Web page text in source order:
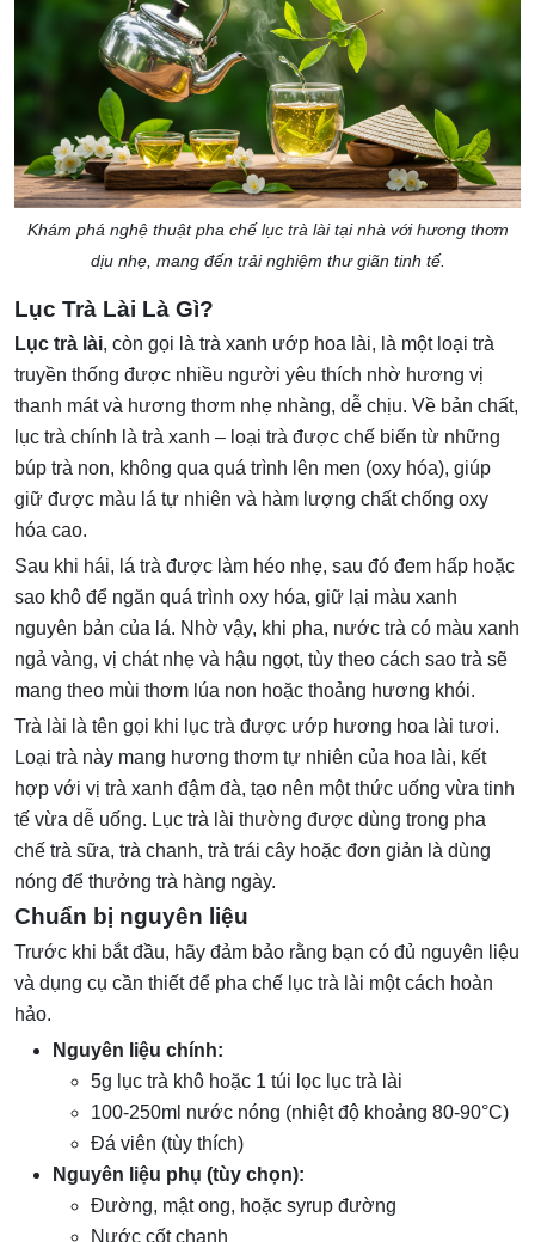
Khám phá nghệ thuật pha chế lục trà lài tại nhà với hương thơm
dịu nhẹ, mang đến trải nghiệm thư giãn tinh tế.
Lục Trà Lài Là Gì?
Lục trà lài, còn gọi là trà xanh ướp hoa lài, là một loại trà
truyền thống được nhiều người yêu thích nhờ hương vị
thanh mát và hương thơm nhẹ nhàng, dễ chịu. Về bản chất,
lục trà chính là trà xanh – loại trà được chế biến từ những
búp trà non, không qua quá trình lên men (oxy hóa), giúp
giữ được màu lá tự nhiên và hàm lượng chất chống oxy
hóa cao.
Sau khi hái, lá trà được làm héo nhẹ, sau đó đem hấp hoặc
sao khô để ngăn quá trình oxy hóa, giữ lại màu xanh
nguyên bản của lá. Nhờ vậy, khi pha, nước trà có màu xanh
ngả vàng, vị chát nhẹ và hậu ngọt, tùy theo cách sao trà sẽ
mang theo mùi thơm lúa non hoặc thoảng hương khói.
Trà lài là tên gọi khi lục trà được ướp hương hoa lài tươi.
Loại trà này mang hương thơm tự nhiên của hoa lài, kết
hợp với vị trà xanh đậm đà, tạo nên một thức uống vừa tinh
tế vừa dễ uống. Lục trà lài thường được dùng trong pha
chế trà sữa, trà chanh, trà trái cây hoặc đơn giản là dùng
nóng để thưởng trà hàng ngày.
Chuẩn bị nguyên liệu
Trước khi bắt đầu, hãy đảm bảo rằng bạn có đủ nguyên liệu
và dụng cụ cần thiết để pha chế lục trà lài một cách hoàn
hảo.
Nguyên liệu chính:
5g lục trà khô hoặc 1 túi lọc lục trà lài
100-250ml nước nóng (nhiệt độ khoảng 80-90°C)
Đá viên (tùy thích)
Nguyên liệu phụ (tùy chọn):
Đường, mật ong, hoặc syrup đường
Nước cốt chanh